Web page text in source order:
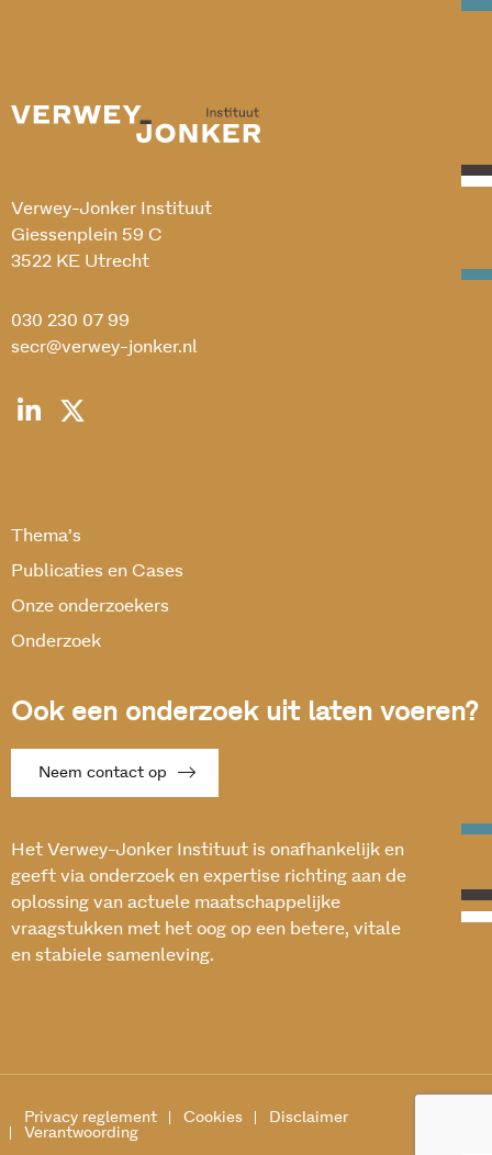
Verwey-Jonker Instituut
Giessenplein 59 C
3522 KE Utrecht
030 230 07 99
secr@verwey-jonker.nl
Thema’s
Publicaties en Cases
Onze onderzoekers
Onderzoek
Ook een onderzoek uit laten voeren?
Neem contact op
Het Verwey-Jonker Instituut is onafhankelijk en
geeft via onderzoek en expertise richting aan de
oplossing van actuele maatschappelijke
vraagstukken met het oog op een betere, vitale
en stabiele samenleving.
Privacy reglement Cookies
Disclaimer
Verantwoording